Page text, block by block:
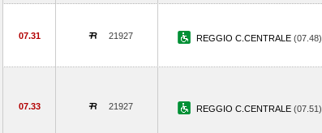
07.31 21927 REGGIO C.CENTRALE (07.48)
07.33 21927 REGGIO C.CENTRALE (07.51)